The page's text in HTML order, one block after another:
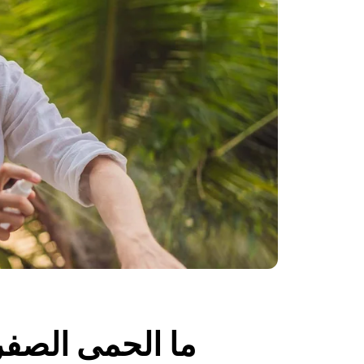
ما الحمى